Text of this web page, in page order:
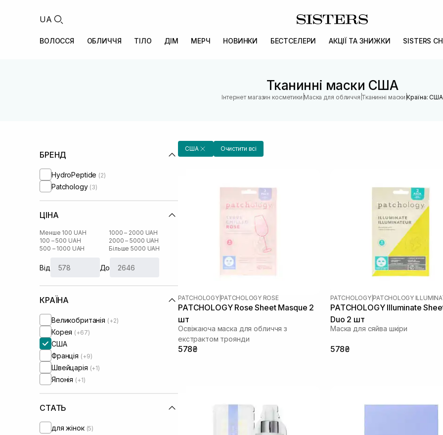
UA
ВОЛОССЯ ОБЛИЧЧЯ ТІЛО ДІМ МЕРЧ НОВИНКИ БЕСТСЕЛЕРИ АКЦІЇ ТА ЗНИЖКИ SISTERS
Тканинні маски США
Інтернет магазин косметики |Маска для обличчя |Тканинні маски |Країна: США
БРЕНД
HydroPeptide (2)
Patchology (3)
ЦІНА
Менше 100 UAH
100 – 500 UAH
500 – 1000 UAH
1000 – 2000 UAH
2000 – 5000 UAH
Більше 5000 UAH
Від До
КРАЇНА
Великобританія (+2)
Корея (+67)
США
Франція (+9)
Швейцарія (+1)
Японія (+1)
СТАТЬ
для жінок (5)
США Очистити всі
PATCHOLOGY| PATCHOLOGY ROSE
PATCHOLOGY Rosе Sheet Masque 2
шт
Освіжаюча маска для обличчя з
екстрактом троянди
578₴
PATCHOLOGY| PATCHOLOGY
PATCHOLOGY Illuminate
Duo 2 шт
Маска для сяйва шкіри
578₴